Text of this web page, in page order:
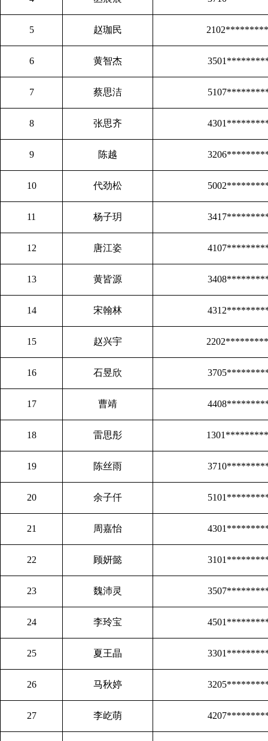
5 赵珈民
6 黄智杰
7 蔡思洁
8 张思齐
9 陈越
10 代劲松
11 杨子玥
12 唐江姿
13 黄皆源
14 宋翰林
15 赵兴宇
16 石昱欣
17 曹靖
18 雷思彤
19 陈丝雨
20 余子仟
21 周嘉怡
22 顾妍懿
23 魏沛灵
24 李玲宝
25 夏王晶
26 马秋婷
27 李屹萌